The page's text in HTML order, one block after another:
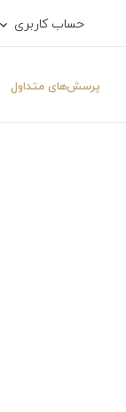
حساب کاربری
پرسش‌های متداول